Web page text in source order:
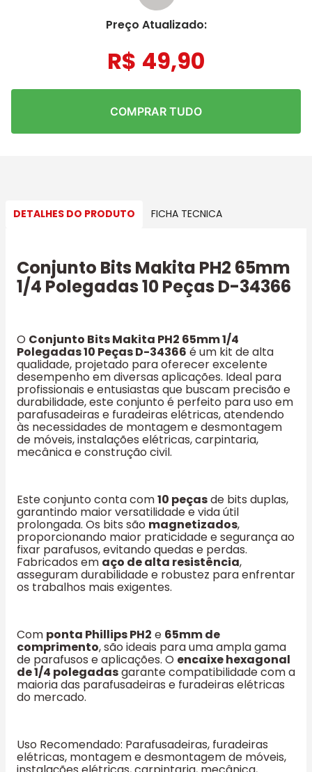
Preço Atualizado:
R$ 49,90
COMPRAR TUDO
DETALHES DO PRODUTO FICHA TECNICA
Conjunto Bits Makita PH2 65mm
1/4 Polegadas 10 Peças D-34366
O Conjunto Bits Makita PH2 65mm 1/4
Polegadas 10 Peças D-34366 é um kit de alta
qualidade, projetado para oferecer excelente
desempenho em diversas aplicações. Ideal para
profissionais e entusiastas que buscam precisão e
durabilidade, este conjunto é perfeito para uso em
parafusadeiras e furadeiras elétricas, atendendo
às necessidades de montagem e desmontagem
de móveis, instalações elétricas, carpintaria,
mecânica e construção civil.
Este conjunto conta com10 peçasde bits duplas,
garantindo maior versatilidade e vida útil
prolongada. Os bits são magnetizados,
proporcionando maior praticidade e segurança ao
fixar parafusos, evitando quedas e perdas.
Fabricados em aço de alta resistência,
asseguram durabilidade e robustez para enfrentar
os trabalhos mais exigentes.
Com ponta Phillips PH2 e 65mm de
comprimento, são ideais para uma ampla gama
de parafusos e aplicações. O encaixe hexagonal
de 1/4 polegadasgarante compatibilidade com a
maioria das parafusadeiras e furadeiras elétricas
do mercado.
Uso Recomendado: Parafusadeiras, furadeiras
elétricas, montagem e desmontagem de móveis,